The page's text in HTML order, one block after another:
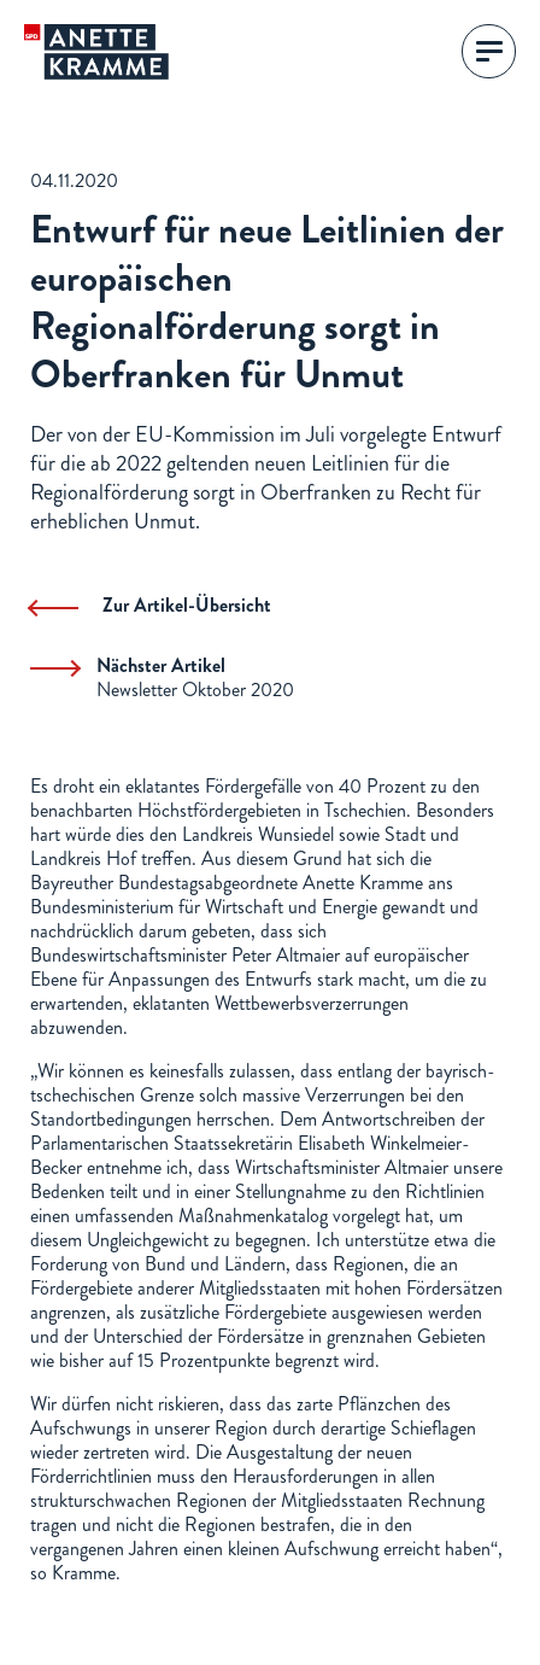
04.11.2020
Entwurf für neue Leitlinien der
europäischen
Regionalförderung sorgt in
Oberfranken für Unmut
Der von der EU-Kommission im Juli vorgelegte Entwurf
für die ab 2022 geltenden neuen Leitlinien für die
Regionalförderung sorgt in Oberfranken zu Recht für
erheblichen Unmut.
Zur Artikel-Übersicht
Nächster Artikel
Newsletter Oktober 2020
Es droht ein eklatantes Fördergefälle von 40 Prozent zu den
benachbarten Höchstfördergebieten in Tschechien. Besonders
hart würde dies den Landkreis Wunsiedel sowie Stadt und
Landkreis Hof treffen. Aus diesem Grund hat sich die
Bayreuther Bundestagsabgeordnete Anette Kramme ans
Bundesministerium für Wirtschaft und Energie gewandt und
nachdrücklich darum gebeten, dass sich
Bundeswirtschaftsminister Peter Altmaier auf europäischer
Ebene für Anpassungen des Entwurfs stark macht, um die zu
erwartenden, eklatanten Wettbewerbsverzerrungen
abzuwenden.
„Wir können es keinesfalls zulassen, dass entlang der bayrisch-
tschechischen Grenze solch massive Verzerrungen bei den
Standortbedingungen herrschen. Dem Antwortschreiben der
Parlamentarischen Staatssekretärin Elisabeth Winkelmeier-
Becker entnehme ich, dass Wirtschaftsminister Altmaier unsere
Bedenken teilt und in einer Stellungnahme zu den Richtlinien
einen umfassenden Maßnahmenkatalog vorgelegt hat, um
diesem Ungleichgewicht zu begegnen. Ich unterstütze etwa die
Forderung von Bund und Ländern, dass Regionen, die an
Fördergebiete anderer Mitgliedsstaaten mit hohen Fördersätzen
angrenzen, als zusätzliche Fördergebiete ausgewiesen werden
und der Unterschied der Fördersätze in grenznahen Gebieten
wie bisher auf 15 Prozentpunkte begrenzt wird.
Wir dürfen nicht riskieren, dass das zarte Pflänzchen des
Aufschwungs in unserer Region durch derartige Schieflagen
wieder zertreten wird. Die Ausgestaltung der neuen
Förderrichtlinien muss den Herausforderungen in allen
strukturschwachen Regionen der Mitgliedsstaaten Rechnung
tragen und nicht die Regionen bestrafen, die in den
vergangenen Jahren einen kleinen Aufschwung erreicht haben“,
so Kramme.